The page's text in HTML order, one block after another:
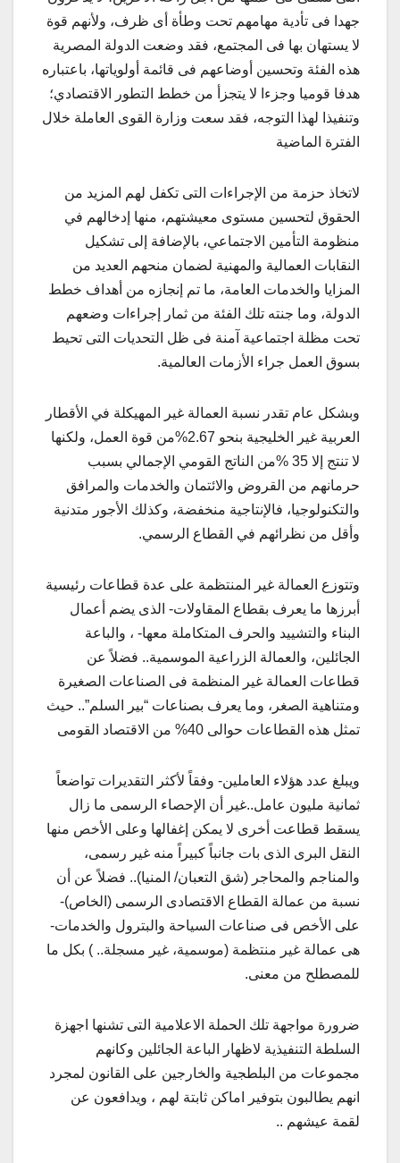
جهدا فى تأدية مهامهم تحت وطأة أى ظرف، ولأنهم قوة
لا يستهان بها فى المجتمع، فقد وضعت الدولة المصرية
هذه الفئة وتحسين أوضاعهم فى قائمة أولوياتها، باعتباره
هدفا قوميا وجزءا لا يتجزأ من خطط التطور الاقتصادي؛
وتنفيذا لهذا التوجه، فقد سعت وزارة القوى العاملة خلال
الفترة الماضية
لاتخاذ حزمة من الإجراءات التى تكفل لهم المزيد من
الحقوق لتحسين مستوى معيشتهم، منها إدخالهم في
منظومة التأمين الاجتماعي، بالإضافة إلى تشكيل
النقابات العمالية والمهنية لضمان منحهم العديد من
المزايا والخدمات العامة، ما تم إنجازه من أهداف خطط
الدولة، وما جنته تلك الفئة من ثمار إجراءات وضعهم
تحت مظلة اجتماعية آمنة فى ظل التحديات التى تحيط
بسوق العمل جراء الأزمات العالمية.
وبشكل عام تقدر نسبة العمالة غير المهيكلة في الأقطار
العربية غير الخليجية بنحو 2.67%من قوة العمل، ولكنها
لا تنتج إلا 35 %من الناتج القومي الإجمالي بسبب
حرمانهم من القروض والائتمان والخدمات والمرافق
والتكنولوجيا، فالإنتاجية منخفضة، وكذلك الأجور متدنية
وأقل من نظرائهم في القطاع الرسمي.
وتتوزع العمالة غير المنتظمة على عدة قطاعات رئيسية
أبرزها ما يعرف بقطاع المقاولات- الذى يضم أعمال
البناء والتشييد والحرف المتكاملة معها- ، والباعة
الجائلين، والعمالة الزراعية الموسمية.. فضلاً عن
قطاعات العمالة غير المنظمة فى الصناعات الصغيرة
ومتناهية الصغر، وما يعرف بصناعات “بير السلم”.. حيث
تمثل هذه القطاعات حوالى 40% من الاقتصاد القومى
ويبلغ عدد هؤلاء العاملين- وفقاً لأكثر التقديرات تواضعاً
ثمانية مليون عامل..غير أن الإحصاء الرسمى ما زال
يسقط قطاعت أخرى لا يمكن إغفالها وعلى الأخص منها
النقل البرى الذى بات جانباً كبيراً منه غير رسمى،
والمناجم والمحاجر (شق التعبان/ المنيا).. فضلاً عن أن
نسبة من عمالة القطاع الاقتصادى الرسمى (الخاص)-
على الأخص فى صناعات السياحة والبترول والخدمات-
هى عمالة غير منتظمة (موسمية، غير مسجلة.. ) بكل ما
للمصطلح من معنى.
ضرورة مواجهة تلك الحملة الاعلامية التى تشنها اجهزة
السلطة التنفيذية لاظهار الباعة الجائلين وكانهم
مجموعات من البلطجية والخارجين على القانون لمجرد
انهم يطالبون بتوفير اماكن ثابتة لهم ، ويدافعون عن
لقمة عيشهم ..